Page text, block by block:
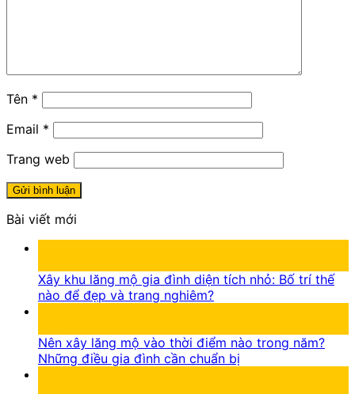
Tên *
Email *
Trang web
Bài viết mới
Xây khu lăng mộ gia đình diện tích nhỏ: Bố trí thế
nào để đẹp và trang nghiêm?
Nên xây lăng mộ vào thời điểm nào trong năm?
Những điều gia đình cần chuẩn bị